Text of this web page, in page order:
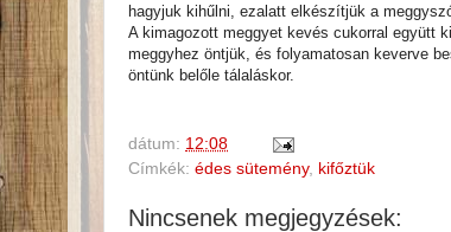
hagyjuk kihűlni, ezalatt elkészítjük a
A kimagozott meggyet kevés cukorral együtt
meggyhez öntjük, és folyamatosan keverve
öntünk belőle tálaláskor.
dátum: 12:08
Címkék: édes sütemény, kifőztük
Nincsenek megjegyzések: